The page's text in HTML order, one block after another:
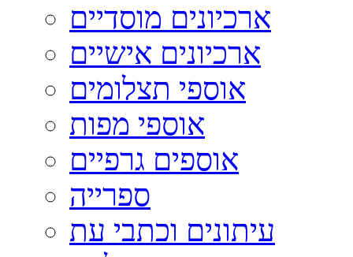
ארכיונים מוסדיים
ארכיונים אישיים
אוספי תצלומים
אוספי מפות
אוספים גרפיים
ספרייה
עיתונים וכתבי עת